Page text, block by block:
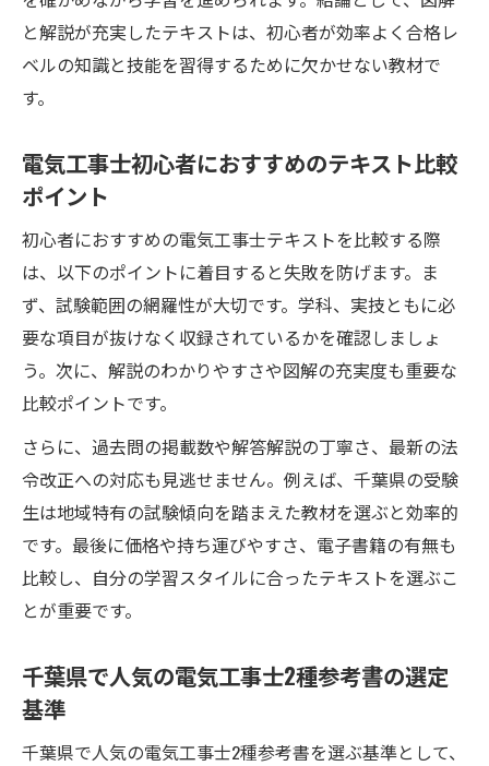
と解説が充実したテキストは、初心者が効率よく合格レ
ベルの知識と技能を習得するために欠かせない教材で
す。
電気工事士初心者におすすめのテキスト比較
ポイント
初心者におすすめの電気工事士テキストを比較する際
は、以下のポイントに着目すると失敗を防げます。ま
ず、試験範囲の網羅性が大切です。学科、実技ともに必
要な項目が抜けなく収録されているかを確認しましょ
う。次に、解説のわかりやすさや図解の充実度も重要な
比較ポイントです。
さらに、過去問の掲載数や解答解説の丁寧さ、最新の法
令改正への対応も見逃せません。例えば、千葉県の受験
生は地域特有の試験傾向を踏まえた教材を選ぶと効率的
です。最後に価格や持ち運びやすさ、電子書籍の有無も
比較し、自分の学習スタイルに合ったテキストを選ぶこ
とが重要です。
千葉県で人気の電気工事士2種参考書の選定
基準
千葉県で人気の電気工事士2種参考書を選ぶ基準として、